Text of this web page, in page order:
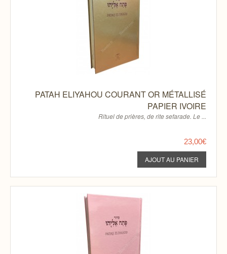
PATAH ELIYAHOU COURANT OR MÉTALLISÉ
PAPIER IVOIRE
Rituel de prières, de rite sefarade. Le ...
23,00€